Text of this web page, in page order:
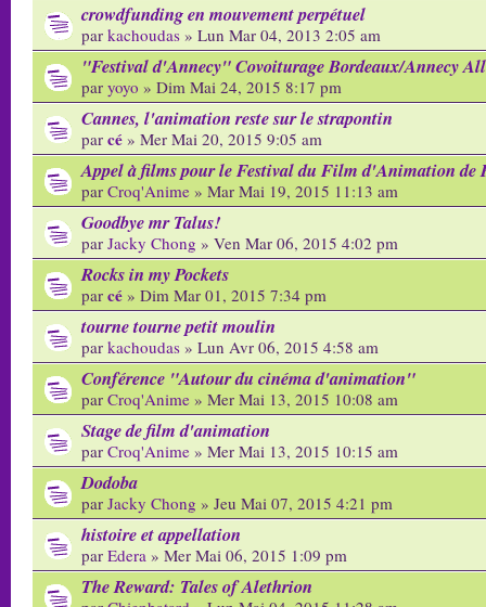
crowdfunding en mouvement perpétuel
par kachoudas » Lun Mar 04, 2013 2:05 am
"Festival d'Annecy" Covoiturage Bordeaux/Annecy
par yoyo » Dim Mai 24, 2015 8:17 pm
Cannes, l'animation reste sur le strapontin
par cé » Mer Mai 20, 2015 9:05 am
Appel à films pour le Festival du Film d'Animation de
par Croq'Anime » Mar Mai 19, 2015 11:13 am
Goodbye mr Talus!
par Jacky Chong » Ven Mar 06, 2015 4:02 pm
Rocks in my Pockets
par cé » Dim Mar 01, 2015 7:34 pm
tourne tourne petit moulin
par kachoudas » Lun Avr 06, 2015 4:58 am
Conférence "Autour du cinéma d'animation"
par Croq'Anime » Mer Mai 13, 2015 10:08 am
Stage de film d'animation
par Croq'Anime » Mer Mai 13, 2015 10:15 am
Dodoba
par Jacky Chong » Jeu Mai 07, 2015 4:21 pm
histoire et appellation
par Edera » Mer Mai 06, 2015 1:09 pm
The Reward: Tales of Alethrion